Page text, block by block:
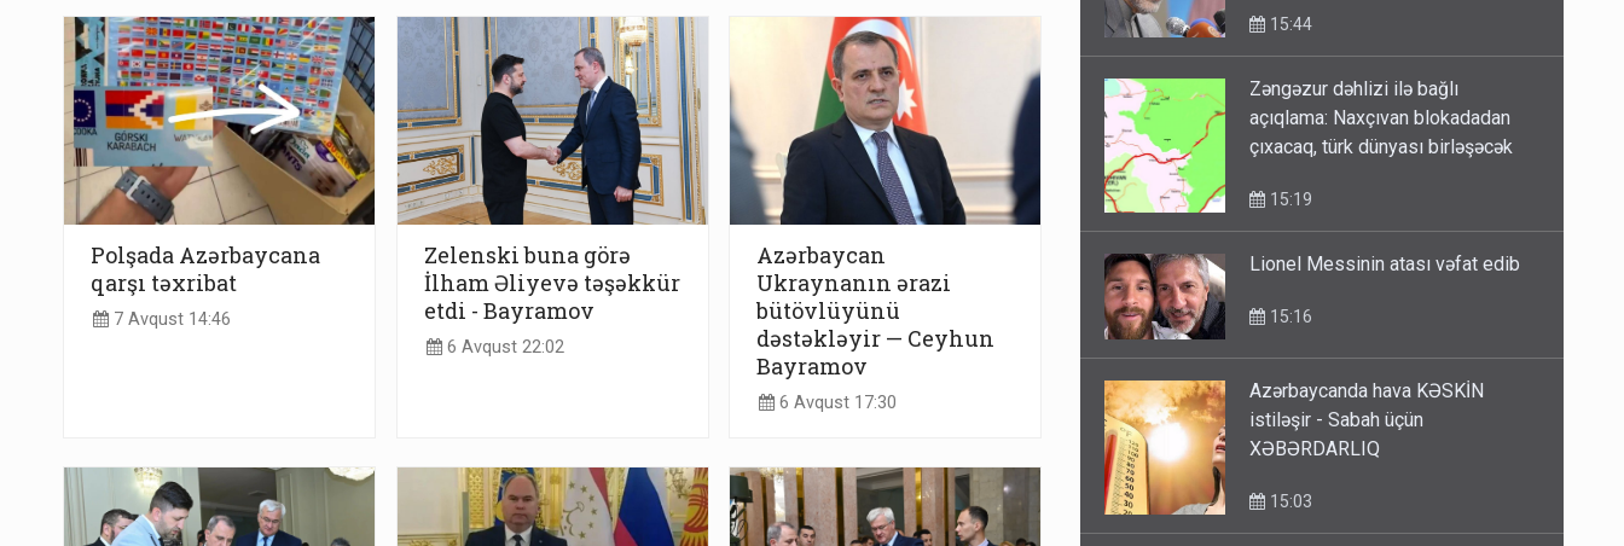
Polşada Azərbaycana
qarşı təxribat
7 Avqust 14:46
Zelenski buna görə
İlham Əliyevə təşəkkür
etdi - Bayramov
6 Avqust 22:02
Azərbaycan
Ukraynanın ərazi
bütövlüyünü
dəstəkləyir — Ceyhun
Bayramov
6 Avqust 17:30
Zəngəzur dəhlizi ilə bağlı
açıqlama: Naxçıvan blokadadan
Azərbaycanda hava KƏSKİN
istiləşir - Sabah üçün